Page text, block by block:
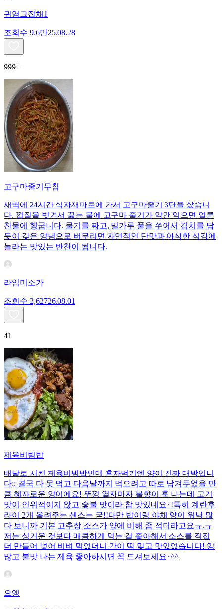
귀염그잡채1
조회수 9.6만25.08.28
999+
고구마줄기무침
새벽에 24시간 식자재마트에 가서 고구마줄기 3단을 샀습니
다. 껍질을 벗겨서 끓는 물에 고구마 줄기가 약간 익으면 얼른
찬물에 헹굽니다. 물기를 짜고, 밀가루 풀을 쑤어서 김치를 담
듯이 갖은 양념으로 버무리면 자연적인 단맛과 아삭한 식감에
놀라는 맛있는 반찬이 됩니다.
라임미소가
조회수 2,62726.08.01
41
제육비빔밥
배달로 시킨 제육비빔밥인데 혼자먹기엔 양이 진짜 대박입니
다;; 결국 다 못 먹고 다음날까지 먹으려고 따로 남겨두었을 만
큼 혜자로운 양이에요! 뚜껑 열자마자 불향이 훅 나는데 고기
맛이 인위적이지 않고 숯불 맛이라 참 맛있네요~!특히 계란후
라이 2개 올려주는 센스는 굳!! ​다만 밥이랑 야채 양이 워낙 많
다 보니까 기본 고추장 소스가 양에 비해 좀 적더라고요ㅠ.ㅠ
저는 싱거운 것보다 매콤하게 먹는 걸 좋아해서 소스를 직접
더 만들어 넣어 비벼 먹었더니 간이 딱 맞고 맛있었습니다! 양
많고 불맛 나는 제육 좋아하시면 꼭 드셔보세요~^^
으앵